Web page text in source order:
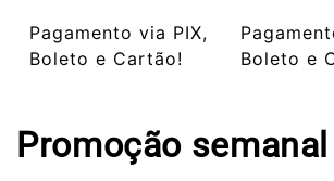
Pagamento via PIX,
Boleto e Cartão!
Boleto e
Promoção semanal